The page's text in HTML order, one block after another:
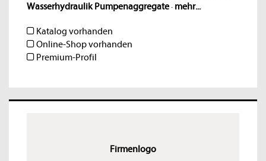
Wasserhydraulik Pumpenaggregate· mehr...
Katalog vorhanden
Online-Shop vorhanden
Premium-Profil
Firmenlogo